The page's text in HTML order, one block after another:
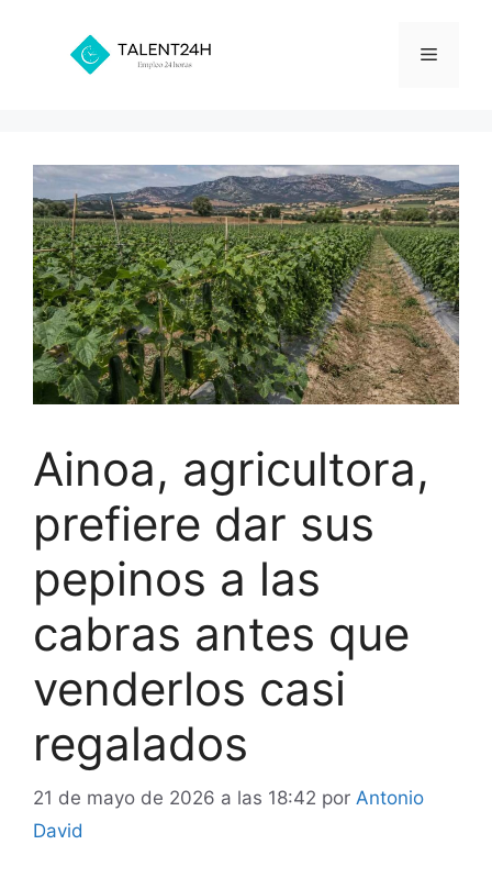
contenido
Menú
Ainoa, agricultora,
prefiere dar sus
pepinos a las
cabras antes que
venderlos casi
regalados
21 de mayo de 2026 a las 18:42 por Antonio
David